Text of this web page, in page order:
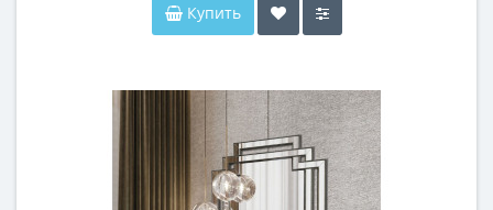
Купить